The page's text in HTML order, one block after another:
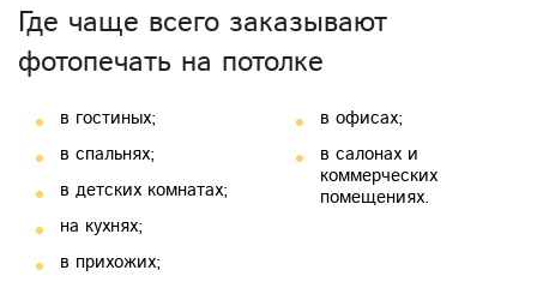
Где чаще всего заказывают
фотопечать на потолке
в гостиных;
в спальнях;
в детских комнатах;
на кухнях;
в прихожих;
в офисах;
в салонах и
коммерческих
помещениях.